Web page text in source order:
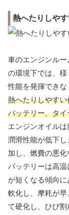
熱へたりしや
車のエンジンル
の環境下では、
性能を発揮できな
熱へたりしやす
バッテリー、タ
エンジンオイル
潤滑性能が低下
加し、燃費の悪化
バッテリーは高
が短くなる傾向
軟化し、摩耗が
て硬化し、ひび割